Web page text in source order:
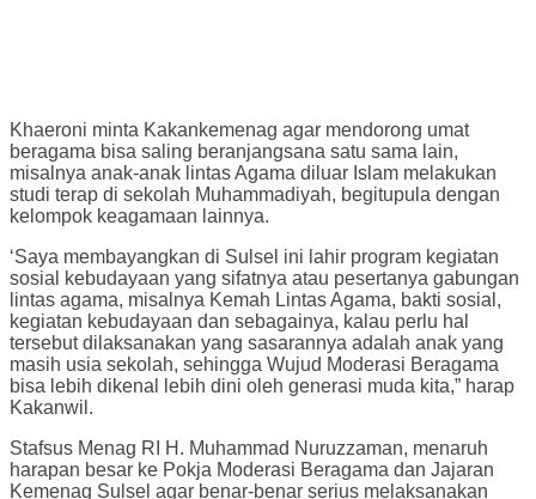
Khaeroni minta Kakankemenag agar mendorong umat
beragama bisa saling beranjangsana satu sama lain,
misalnya anak-anak lintas Agama diluar Islam melakukan
studi terap di sekolah Muhammadiyah, begitupula dengan
kelompok keagamaan lainnya.
‘Saya membayangkan di Sulsel ini lahir program kegiatan
sosial kebudayaan yang sifatnya atau pesertanya gabungan
lintas agama, misalnya Kemah Lintas Agama, bakti sosial,
kegiatan kebudayaan dan sebagainya, kalau perlu hal
tersebut dilaksanakan yang sasarannya adalah anak yang
masih usia sekolah, sehingga Wujud Moderasi Beragama
bisa lebih dikenal lebih dini oleh generasi muda kita,” harap
Kakanwil.
Stafsus Menag RI H. Muhammad Nuruzzaman, menaruh
harapan besar ke Pokja Moderasi Beragama dan Jajaran
Kemenag Sulsel agar benar-benar serius melaksanakan